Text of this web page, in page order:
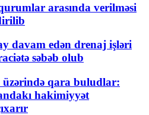
arasında verilməsi
davam edən drenaj işləri
səbəb olub
qara buludlar:
hakimiyyət